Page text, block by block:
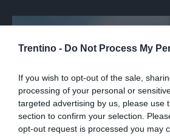
Trentino - Do Not Process My
If you wish to opt-out of the sale,
processing of your personal or
targeted advertising by us, please use
section to confirm your selection.
opt-out request is processed you may